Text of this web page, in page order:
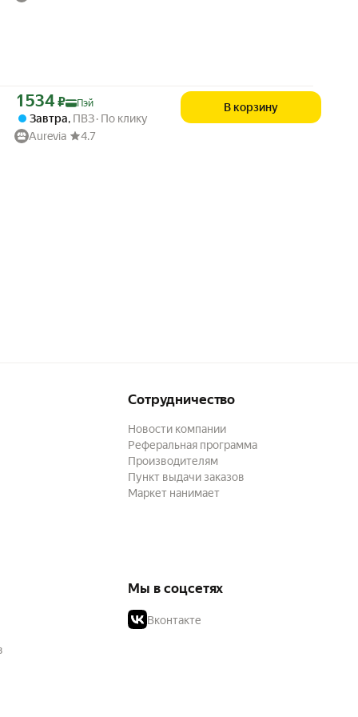
Цена с картой Яндекс Пэй 1534 ₽ вместо
1 534 ₽ Пэй
Завтра, ПВЗ По клику
Aurevia
4.7
В корзину
Сотрудничество
Новости компании
Реферальная программа
Производителям
Пункт выдачи заказов
Маркет нанимает
Мы в соцсетях
Вконтакте